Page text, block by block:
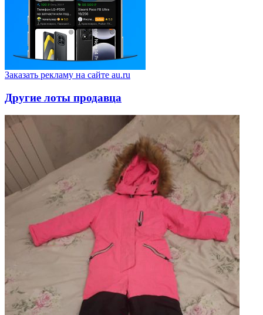
Заказать рекламу на сайте au.ru
Другие лоты продавца